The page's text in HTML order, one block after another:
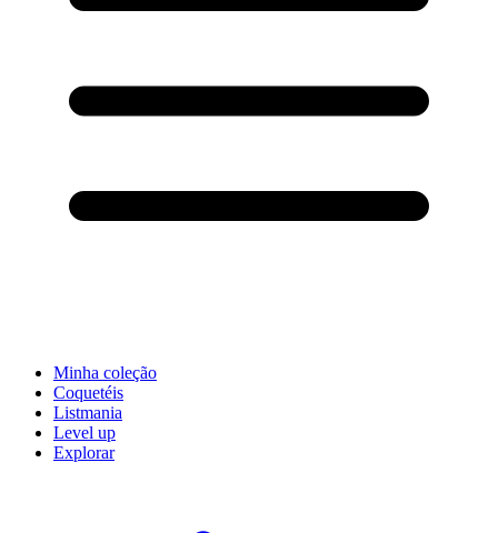
Minha coleção
Coquetéis
Listmania
Level up
Explorar